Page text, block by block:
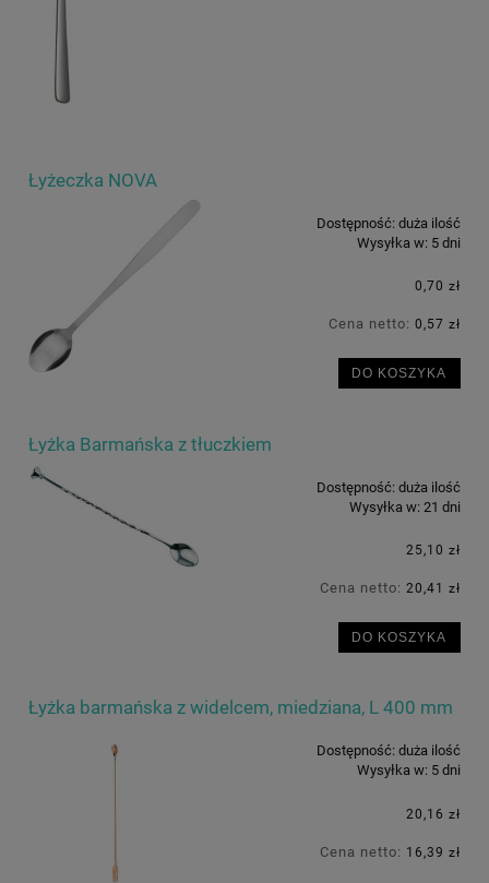
Łyżeczka NOVA
Dostępność: duża ilość
Wysyłka w: 5 dni
0,70 zł
Cena netto: 0,57 zł
DO KOSZYKA
Łyżka Barmańska z tłuczkiem
Dostępność: duża ilość
Wysyłka w: 21 dni
25,10 zł
Cena netto: 20,41 zł
DO KOSZYKA
Łyżka barmańska z widelcem, miedziana, L 400 mm
Dostępność: duża ilość
Wysyłka w: 5 dni
20,16 zł
Cena netto: 16,39 zł